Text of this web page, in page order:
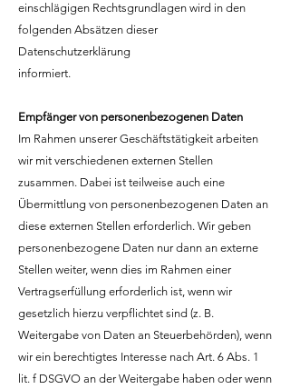
einschlägigen Rechtsgrundlagen wird in den
folgenden Absätzen dieser
Datenschutzerklärung
informiert.
Empfänger von personenbezogenen Daten
Im Rahmen unserer Geschäftstätigkeit arbeiten
wir mit verschiedenen externen Stellen
zusammen. Dabei ist teilweise auch eine
Übermittlung von personenbezogenen Daten an
diese externen Stellen erforderlich. Wir geben
personenbezogene Daten nur dann an externe
Stellen weiter, wenn dies im Rahmen einer
Vertragserfüllung erforderlich ist, wenn wir
gesetzlich hierzu verpflichtet sind (z. B.
Weitergabe von Daten an Steuerbehörden), wenn
wir ein berechtigtes Interesse nach Art. 6 Abs. 1
lit. f DSGVO an der Weitergabe haben oder wenn